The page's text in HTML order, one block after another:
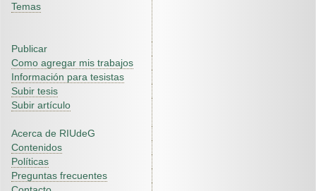
Temas
Publicar
Como agregar mis trabajos
Información para tesistas
Subir tesis
Subir artículo
Acerca de RIUdeG
Contenidos
Políticas
Preguntas frecuentes